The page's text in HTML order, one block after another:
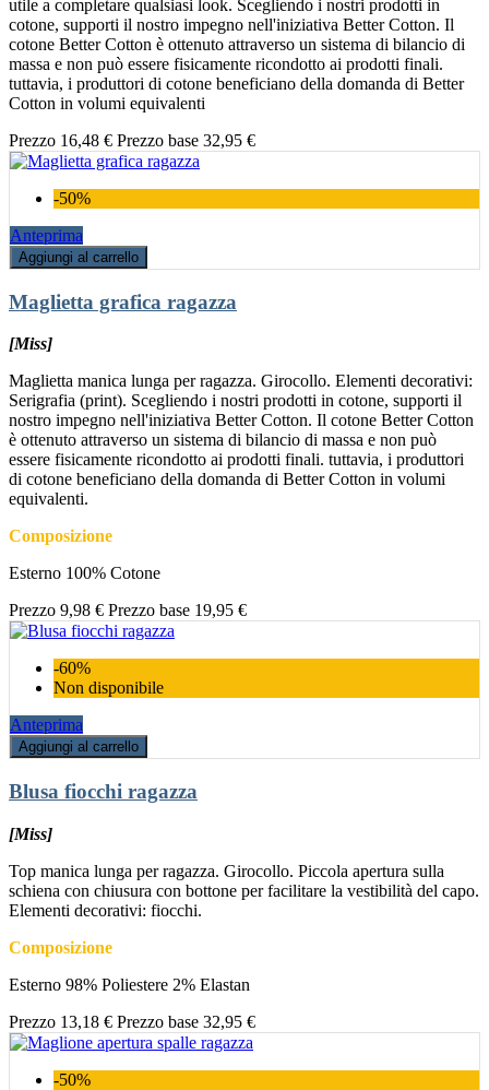
utile a completare qualsiasi look. Scegliendo i nostri prodotti in
cotone, supporti il nostro impegno nell'iniziativa Better Cotton. Il
cotone Better Cotton è ottenuto attraverso un sistema di bilancio di
massa e non può essere fisicamente ricondotto ai prodotti finali.
tuttavia, i produttori di cotone beneficiano della domanda di Better
Cotton in volumi equivalenti
Prezzo 16,48 € Prezzo base 32,95 €
-50%
Anteprima
Aggiungi al carrello
Maglietta grafica ragazza
[Miss]
Maglietta manica lunga per ragazza. Girocollo. Elementi decorativi:
Serigrafia (print). Scegliendo i nostri prodotti in cotone, supporti il
nostro impegno nell'iniziativa Better Cotton. Il cotone Better Cotton
è ottenuto attraverso un sistema di bilancio di massa e non può
essere fisicamente ricondotto ai prodotti finali. tuttavia, i produttori
di cotone beneficiano della domanda di Better Cotton in volumi
equivalenti.
Composizione
Esterno 100% Cotone
Prezzo 9,98 € Prezzo base 19,95 €
-60%
Non disponibile
Anteprima
Aggiungi al carrello
Blusa fiocchi ragazza
[Miss]
Top manica lunga per ragazza. Girocollo. Piccola apertura sulla
schiena con chiusura con bottone per facilitare la vestibilità del capo.
Elementi decorativi: fiocchi.
Composizione
Esterno 98% Poliestere 2% Elastan
Prezzo 13,18 € Prezzo base 32,95 €
-50%